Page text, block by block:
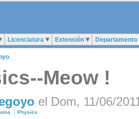
Licenciatura Extensión Departamento
Meow !
el Dom, 11/06/
Physics